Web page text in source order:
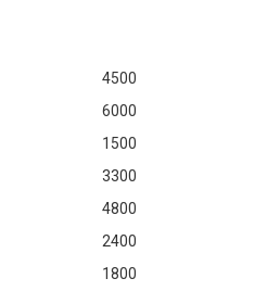
4500
6000
1500
3300
4800
2400
1800